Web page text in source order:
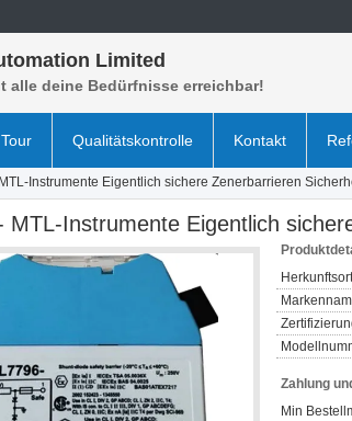
Limited
alle deine Bedürfnisse erreichbar!
Qualitätskontrolle Kontakt
Instrumente Eigentlich sichere Zenerbarrieren
MTL-Instrumente Eigentlich
Zahlung
Min